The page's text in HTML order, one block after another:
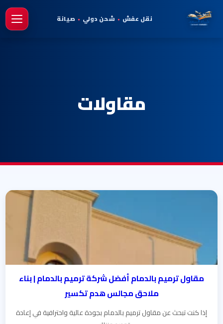
نقل عفش • شحن دولي • صيانة
مقاولات
مقاول ترميم بالدمام أفضل شركة ترميم بالدمام | بناء
ملاحق مجالس هدم تكسير
إذا كنت تبحث عن مقاول ترميم بالدمام بجودة عالية واحترافية في إعادة